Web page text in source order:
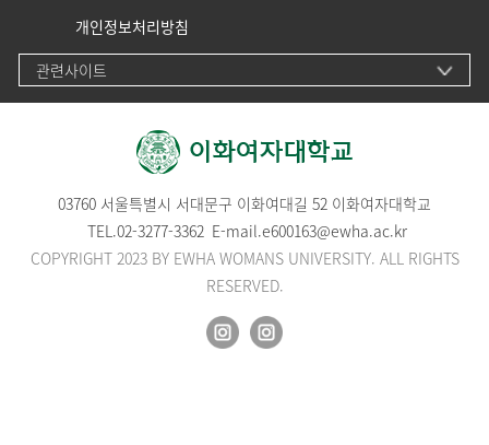
개인정보처리방침
관련사이트
03760 서울특별시 서대문구 이화여대길 52 이화여자대학교
TEL.02-3277-3362 E-mail.e600163@ewha.ac.kr
COPYRIGHT 2023 BY EWHA WOMANS UNIVERSITY. ALL RIGHTS
RESERVED.